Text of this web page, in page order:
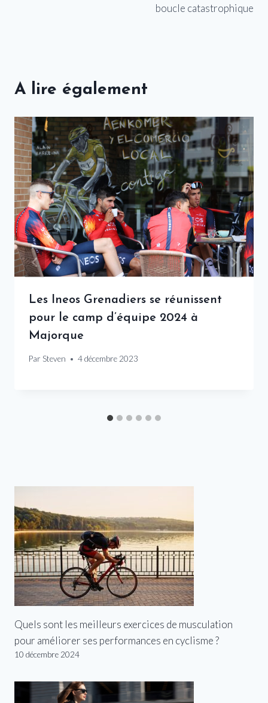
boucle catastrophique
A lire également
Les Ineos Grenadiers se réunissent
pour le camp d’équipe 2024 à
Majorque
Par Steven 4 décembre 2023
Quels sont les meilleurs exercices de musculation
pour améliorer ses performances en cyclisme ?
10 décembre 2024